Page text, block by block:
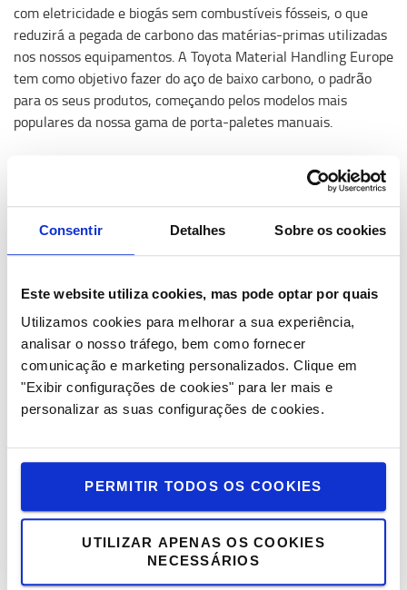
Consentir Detalhes Sobre os cookies
Este website utiliza cookies, mas pode optar por quais
Utilizamos cookies para melhorar a sua experiência,
analisar o nosso tráfego, bem como fornecer
comunicação e marketing personalizados. Clique em
"Exibir configurações de cookies" para ler mais e
personalizar as suas configurações de cookies.
PERMITIR TODOS OS COOKIES
UTILIZAR APENAS OS COOKIES
NECESSÁRIOS
com eletricidade e biogás sem combustíveis fósseis, o que
reduzirá a pegada de carbono das matérias-primas utilizadas
nos nossos equipamentos. A Toyota Material Handling Europe
tem como objetivo fazer do aço de baixo carbono, o padrão
para os seus produtos, começando pelos modelos mais
populares da nossa gama de porta-paletes manuais.
garante que a Toyota Material
Handling Europe pode reduzir a pegada de carbono das
matérias-primas utilizadas nos seus produtos. A Toyota
família de produtos, começando pelos modelos mais
O material nos garfos e na estrutura do produto de alto
volume LHM230 será substituído pelo SSAB Zero™, que tem
uma redução de 77% de CO2 em comparação com o aço à
emissões e contribui para as metas ‘net zero’ da Toyota
é uma empresa siderúrgica com sede nos Países
Nórdicos e nos Estados Unidos que constrói um mundo mais